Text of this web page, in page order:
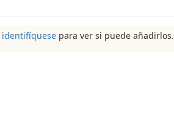
identifíquese para ver si puede añadirlos.